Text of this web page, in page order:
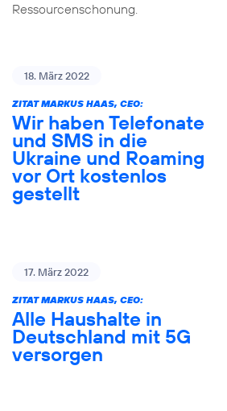
Ressourcenschonung.
18. März 2022
ZITAT MARKUS HAAS, CEO:
Wir haben Telefonate
und SMS in die
Ukraine und Roaming
vor Ort kostenlos
gestellt
17. März 2022
ZITAT MARKUS HAAS, CEO:
Alle Haushalte in
Deutschland mit 5G
versorgen